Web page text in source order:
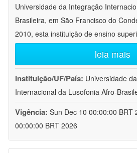
Universidade da Integração
Brasileira, em São Francisco do
2010, esta instituição de ensino
leia mais
Instituição/UF/País: Universidade
Internacional da Lusofonia Afro-
Vigência: Sun Dec 10 00:00:00 BRT
00:00:00 BRT 2026